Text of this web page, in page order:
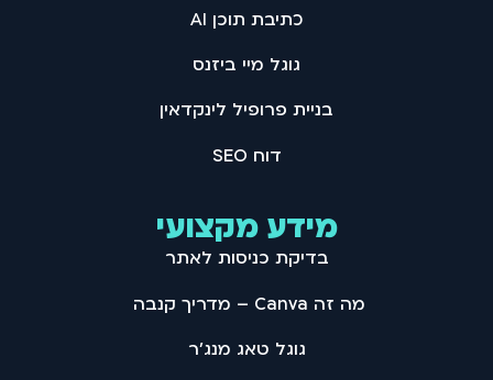
כתיבת תוכן AI
גוגל מיי ביזנס
בניית פרופיל לינקדאין
דוח SEO
מידע מקצועי
בדיקת כניסות לאתר
מה זה Canva – מדריך קנבה
גוגל טאג מנג'ר